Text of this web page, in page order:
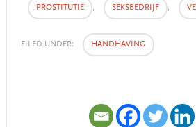
PROSTITUTIE , SEKSBEDRIJF ,
FILED UNDER: HANDHAVING